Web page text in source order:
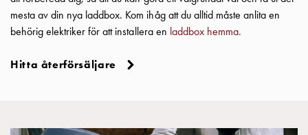
Energimätare
för
hem
Laddstation
mesta av din nya laddbox. Kom ihåg att du alltid måste anlita en
behörig elektriker för att installera en laddbox hemma.
Hitta återförsäljare